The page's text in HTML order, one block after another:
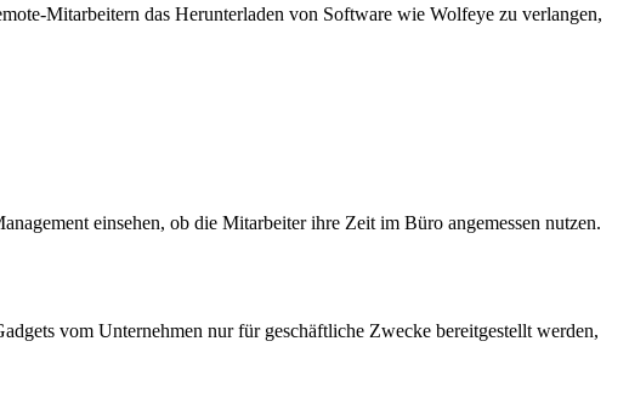
Mitarbeitern das Herunterladen von Software wie Wolfeye zu verlangen,
einsehen, ob die Mitarbeiter ihre Zeit im Büro angemessen nutzen.
vom Unternehmen nur für geschäftliche Zwecke bereitgestellt werden,